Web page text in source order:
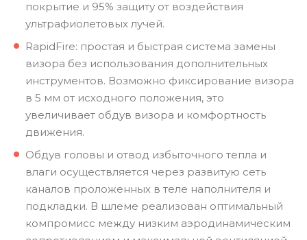
покрытие и 95% защиту от воздействия
ультрафиолетовых лучей.
RapidFire: простая и быстрая система замены
визора без использования дополнительных
инструментов. Возможно фиксирование визора
в 5 мм от исходного положения, это
увеличивает обдув визора и комфортность
движения.
Обдув головы и отвод избыточного тепла и
влаги осуществляется через развитую сеть
каналов проложенных в теле наполнителя и
подкладки. В шлеме реализован оптимальный
компромисс между низким аэродинамическим